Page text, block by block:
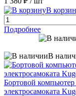
В
Подробнее
В
Бортовой
электросамоката